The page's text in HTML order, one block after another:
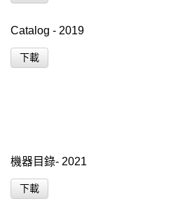
Catalog - 2019
下載
機器目錄- 2021
下載